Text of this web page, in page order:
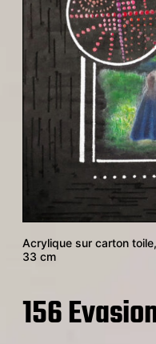
Acrylique sur carton
33 cm
156